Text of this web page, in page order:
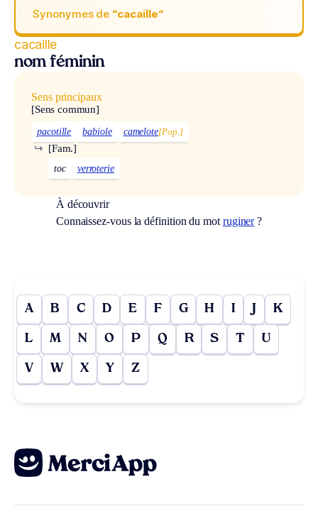
Synonymes de “cacaille“
cacaille
nom féminin
Sens principaux
[Sens commun]
pacotille babiole camelote[Pop.]
[Fam.]
↪
toc verroterie
À découvrir
Connaissez-vous la définition du mot ruginer?
A B C D E F G H I J K
L M N O P Q R S T U
V W X Y Z